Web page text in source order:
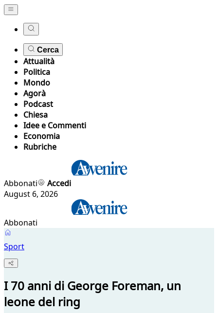
Cerca
Attualità
Politica
Mondo
Agorà
Podcast
Chiesa
Idee e Commenti
Economia
Rubriche
Abbonati
Accedi
August 6, 2026
Abbonati
Sport
I 70 anni di George Foreman, un
leone del ring